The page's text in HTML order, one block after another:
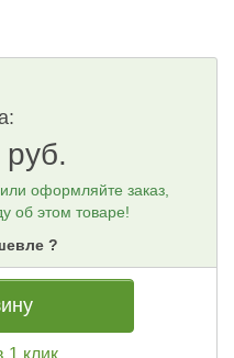
руб.
оформляйте заказ,
об этом товаре!
?
1 клик